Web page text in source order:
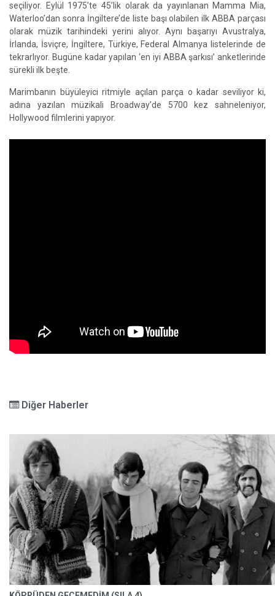
seçiliyor. Eylül 1975’te 45’lik olarak da yayınlanan Mamma Mia,
Waterloo’dan sonra İngiltere’de liste başı olabilen ilk ABBA parçası
olarak müzik tarihindeki yerini alıyor. Aynı başarıyı Avustralya,
İrlanda, İsviçre, İngiltere, Türkiye, Federal Almanya listelerinde de
tekrarlıyor. Bugüne kadar yapılan ‘en iyi ABBA şarkısı’ anketlerinde
sürekli ilk beşte.
Marimbanın büyüleyici ritmiyle açılan parça o kadar seviliyor ki,
adına yazılan müzikali Broadway’de 5700 kez sahneleniyor,
Hollywood filmlerini yapıyor.
Diğer Haberler